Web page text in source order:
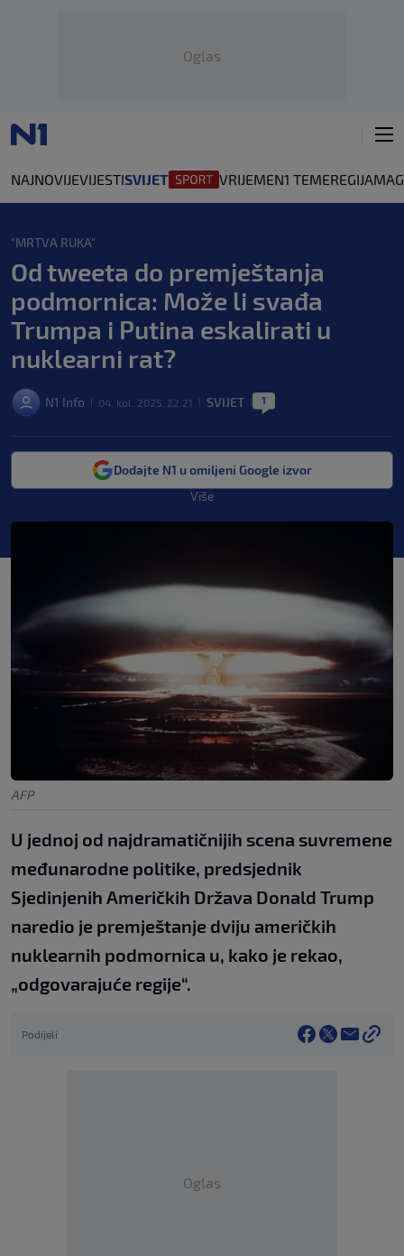
Oglas
NAJNOVIJEVIJESTISVIJET VRIJEMEN1 TEMEREGIJA
"MRTVA RUKA"
Od tweeta do premještanja
podmornica: Može li svađa
Trumpa i Putina eskalirati u
nuklearni rat?
N1 Info 04. kol. 2025. 22:21 SVIJET 1
Dodajte N1 u omiljeni Google izvor
Više
AFP
U jednoj od najdramatičnijih scena suvremene
međunarodne politike, predsjednik
Sjedinjenih Američkih Država Donald Trump
naredio je premještanje dviju američkih
nuklearnih podmornica u, kako je rekao,
„odgovarajuće regije“.
Podijeli
Oglas